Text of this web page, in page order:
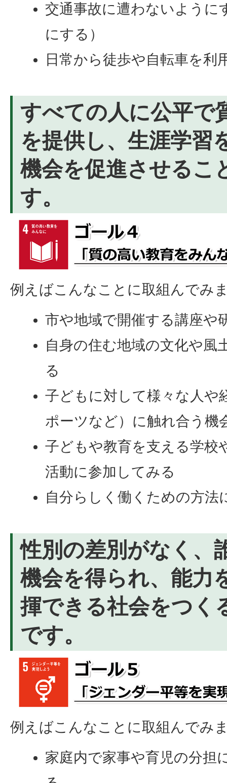
交通事故に遭わないように
にする）
日常から徒歩や自転車を利
すべての人に公平で
を提供し、生涯学習
機会を促進させるこ
す。
例えばこんなことに取組んでみ
市や地域で開催する講座や
自身の住む地域の文化や風
る
子どもに対して様々な人や
ポーツなど）に触れ合う機
子どもや教育を支える学校
活動に参加してみる
自分らしく働くための方法
性別の差別がなく、
機会を得られ、能力
揮できる社会をつく
です。
例えばこんなことに取組んでみ
家庭内で家事や育児の分担